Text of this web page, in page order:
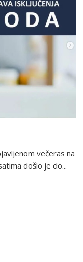
večeras na
došlo je do...